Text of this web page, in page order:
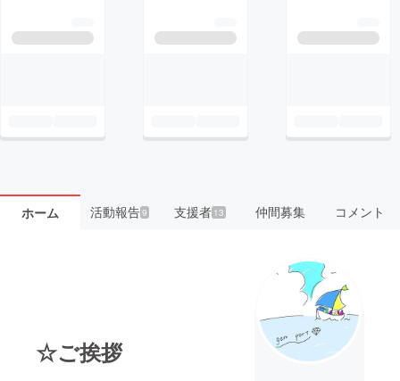
ホーム 活動報告9 支援者 13 仲間募集 コメント
☆ご挨拶